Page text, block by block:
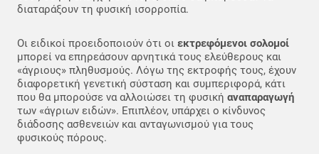
διαταράξουν τη φυσική ισορροπία.
Οι ειδικοί προειδοποιούν ότι οι εκτρεφόμενοι σολομοί
μπορεί να επηρεάσουν αρνητικά τους ελεύθερους και
«άγριους» πληθυσμούς. Λόγω της εκτροφής τους, έχουν
διαφορετική γενετική σύσταση και συμπεριφορά, κάτι
που θα μπορούσε να αλλοιώσει τη φυσική αναπαραγωγή
των «άγριων ειδών». Επιπλέον, υπάρχει ο κίνδυνος
διάδοσης ασθενειών και ανταγωνισμού για τους
φυσικούς πόρους.